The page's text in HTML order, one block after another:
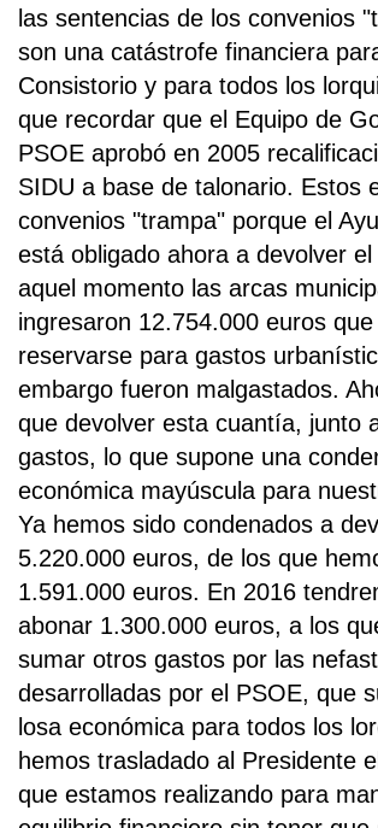
las sentencias de los convenios
son una catástrofe financiera
Consistorio y para todos los
que recordar que el Equipo de
PSOE aprobó en 2005
SIDU a base de talonario. Estos
convenios "trampa" porque el
está obligado ahora a devolver
aquel momento las arcas
ingresaron 12.754.000 euros
reservarse para gastos
embargo fueron malgastados.
que devolver esta cuantía, junto
gastos, lo que supone una
económica mayúscula para
Ya hemos sido condenados a
5.220.000 euros, de los que
1.591.000 euros. En 2016
abonar 1.300.000 euros, a los
sumar otros gastos por las
desarrolladas por el PSOE, que
losa económica para todos los
hemos trasladado al Presidente
que estamos realizando para